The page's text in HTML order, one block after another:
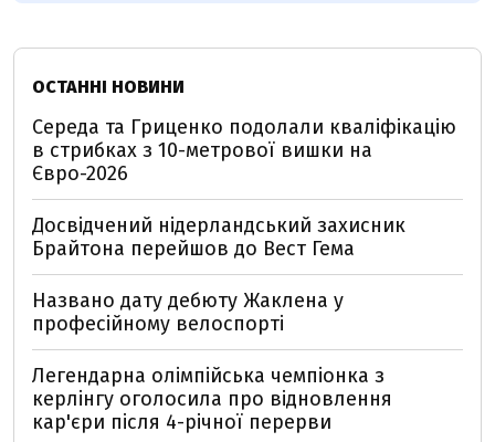
ОСТАННІ НОВИНИ
Середа та Гриценко подолали кваліфікацію
в стрибках з 10-метрової вишки на
Євро-2026
Досвідчений нідерландський захисник
Брайтона перейшов до Вест Гема
Названо дату дебюту Жаклена у
професійному велоспорті
Легендарна олімпійська чемпіонка з
керлінгу оголосила про відновлення
кар'єри після 4-річної перерви